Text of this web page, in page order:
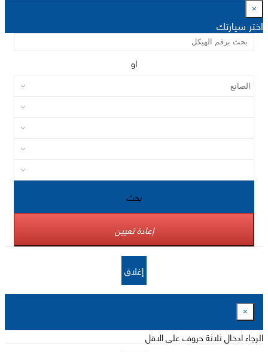
×
اختر سيارتك
او
بحث
إعادة تعيين
إغلاق
×
الرجاء ادخال ثلاثة حروف على الاقل